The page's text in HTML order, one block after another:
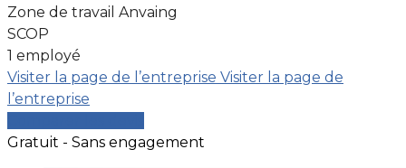
Zone de travail Anvaing
SCOP
1 employé
Visiter la page de l’entreprise Visiter la page de
l’entreprise
Gratuit - Sans engagement